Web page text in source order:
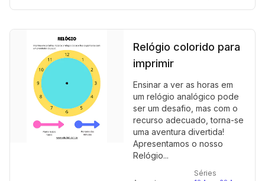
Relógio colorido para
imprimir
Ensinar a ver as horas em
um relógio analógico pode
ser um desafio, mas com o
recurso adecuado, torna-se
uma aventura divertida!
Apresentamos o nosso
Relógio...
Séries